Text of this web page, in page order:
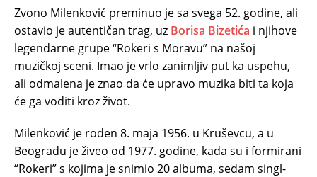
Zvono Milenković preminuo je sa svega 52. godine, ali
ostavio je autentičan trag, uz Borisa Bizetića i njihove
legendarne grupe “Rokeri s Moravu” na našoj
muzičkoj sceni. Imao je vrlo zanimljiv put ka uspehu,
ali odmalena je znao da će upravo muzika biti ta koja
će ga voditi kroz život.
Milenković je rođen 8. maja 1956. u Kruševcu, a u
Beogradu je živeo od 1977. godine, kada su i formirani
“Rokeri” s kojima je snimio 20 albuma, sedam singl-